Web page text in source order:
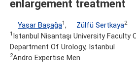
enlargement treatment
Yaşar Başağa1 , Zülfü Sertkaya2
1 Istanbul Nisantaşı University Faculty
Department Of Urology, Istanbul
2Andro Expertise Men